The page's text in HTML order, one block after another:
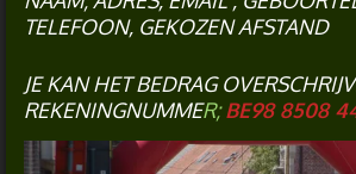
TELEFOON, GEKOZEN AFSTAND
JE KAN HET BEDRAG
REKENINGNUMMER;BE98 8508